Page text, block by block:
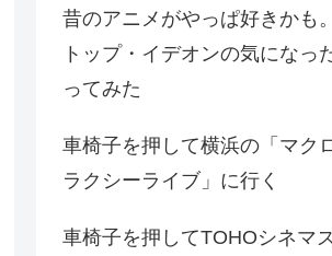
昔のアニメがやっぱ好きかも
トップ・イデオンの気になっ
ってみた
車椅子を押して横浜の「マク
ラクシーライブ」に行く
車椅子を押してTOHOシネマ